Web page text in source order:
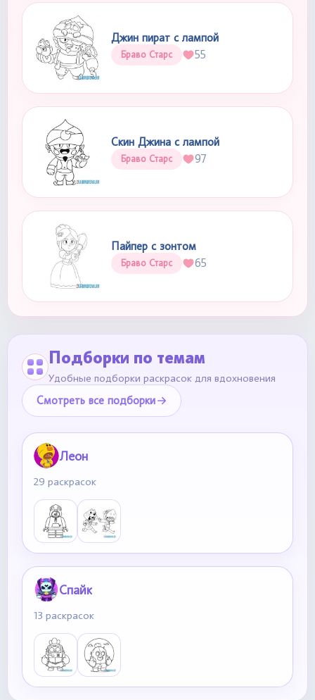
Джин пират с лампой
Браво Старс 55
Скин Джина с лампой
Браво Старс 97
Пайпер с зонтом
Браво Старс 65
Подборки по темам
Удобные подборки раскрасок для вдохновения
Смотреть все подборки
Леон
29 раскрасок
Спайк
13 раскрасок